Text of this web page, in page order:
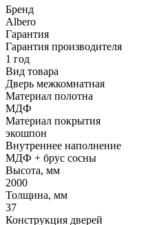
Бренд
Albero
Гарантия
Гарантия производителя
1 год
Вид товара
Дверь межкомнатная
Материал полотна
МДФ
Материал покрытия
экошпон
Внутреннее наполнение
МДФ + брус сосны
Высота, мм
2000
Толщина, мм
37
Конструкция дверей